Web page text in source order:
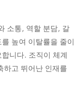
소통, 역할 분담, 갈
높여 이탈률을 줄이
니다. 조직이 체계
하고 뛰어난 인재를